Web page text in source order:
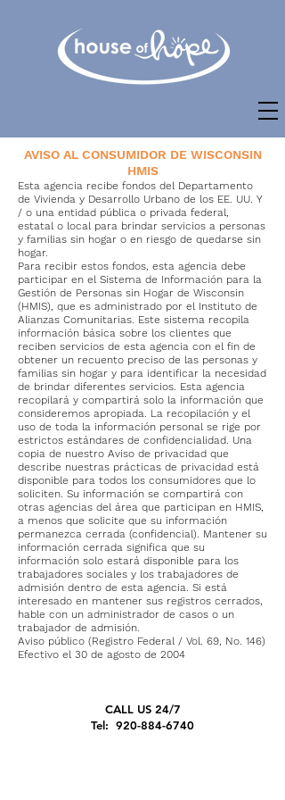
AVISO AL CONSUMIDOR DE WISCONSIN
HMIS
Esta agencia recibe fondos del Departamento
de Vivienda y Desarrollo Urbano de los EE. UU. Y
/ o una entidad pública o privada federal,
estatal o local para brindar servicios a personas
y familias sin hogar o en riesgo de quedarse sin
hogar.
Para recibir estos fondos, esta agencia debe
participar en el Sistema de Información para la
Gestión de Personas sin Hogar de Wisconsin
(HMIS), que es administrado por el Instituto de
Alianzas Comunitarias. Este sistema recopila
información básica sobre los clientes que
reciben servicios de esta agencia con el fin de
obtener un recuento preciso de las personas y
familias sin hogar y para identificar la necesidad
de brindar diferentes servicios. Esta agencia
recopilará y compartirá solo la información que
consideremos apropiada. La recopilación y el
uso de toda la información personal se rige por
estrictos estándares de confidencialidad. Una
copia de nuestro Aviso de privacidad que
describe nuestras prácticas de privacidad está
disponible para todos los consumidores que lo
soliciten. Su información se compartirá con
otras agencias del área que participan en HMIS,
a menos que solicite que su información
permanezca cerrada (confidencial). Mantener su
información cerrada significa que su
información solo estará disponible para los
trabajadores sociales y los trabajadores de
admisión dentro de esta agencia. Si está
interesado en mantener sus registros cerrados,
hable con un administrador de casos o un
trabajador de admisión.
Aviso público (Registro Federal / Vol. 69, No. 146)
Efectivo el 30 de agosto de 2004
CALL US 24/7
Tel: 920-884-6740